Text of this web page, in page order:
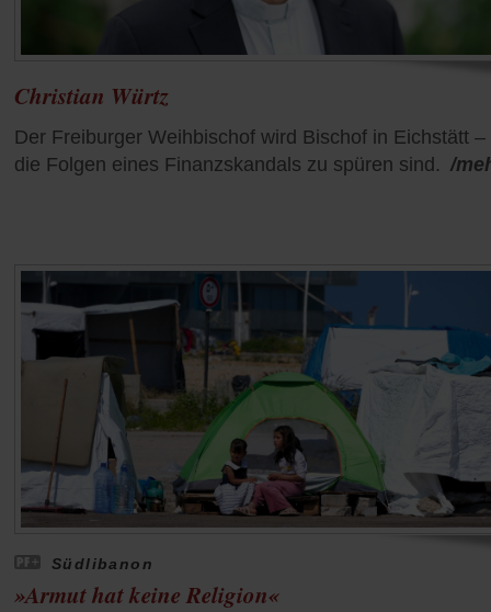
Christian Würtz
Der Freiburger Weihbischof wird Bischof in Eichstätt –
die Folgen eines Finanzskandals zu spüren sind. /
Südlibanon
»Armut hat keine Religion«